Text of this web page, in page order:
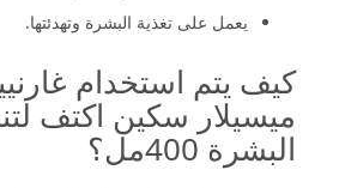
يعمل على تغذية البشرة وتهدئتها.
كيف يتم استخدام
ميسيلار سكين اكتف
البشرة 400مل؟